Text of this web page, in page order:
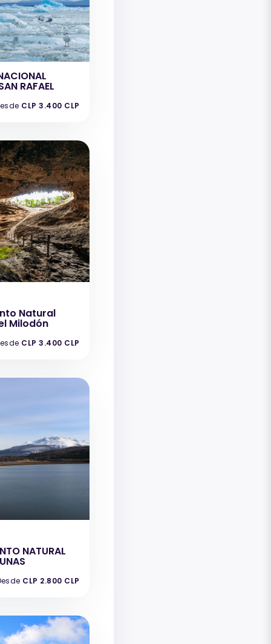
RAFAEL
CLP 3.400 CLP
Natural
Milodón
CLP 3.400 CLP
NATURAL
CLP 2.800 CLP